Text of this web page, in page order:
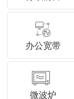
办公宽带
微波炉